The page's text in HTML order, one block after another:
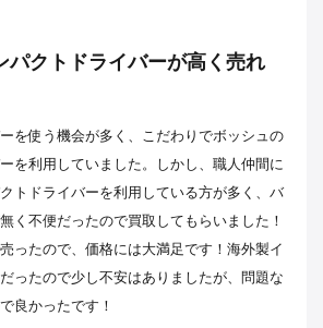
パクトドライバーが高く売れ
を使う機会が多く、こだわりでボッシュの
を利用していました。しかし、職人仲間に
トドライバーを利用している方が多く、バ
く不便だったので買取してもらいました！
ったので、価格には大満足です！海外製イ
ったので少し不安はありましたが、問題な
良かったです！